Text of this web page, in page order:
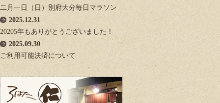
二月一日（日）別府大分毎日マラソン
2025.12.31
20205年もありがとうございました！
2025.09.30
ご利用可能決済について